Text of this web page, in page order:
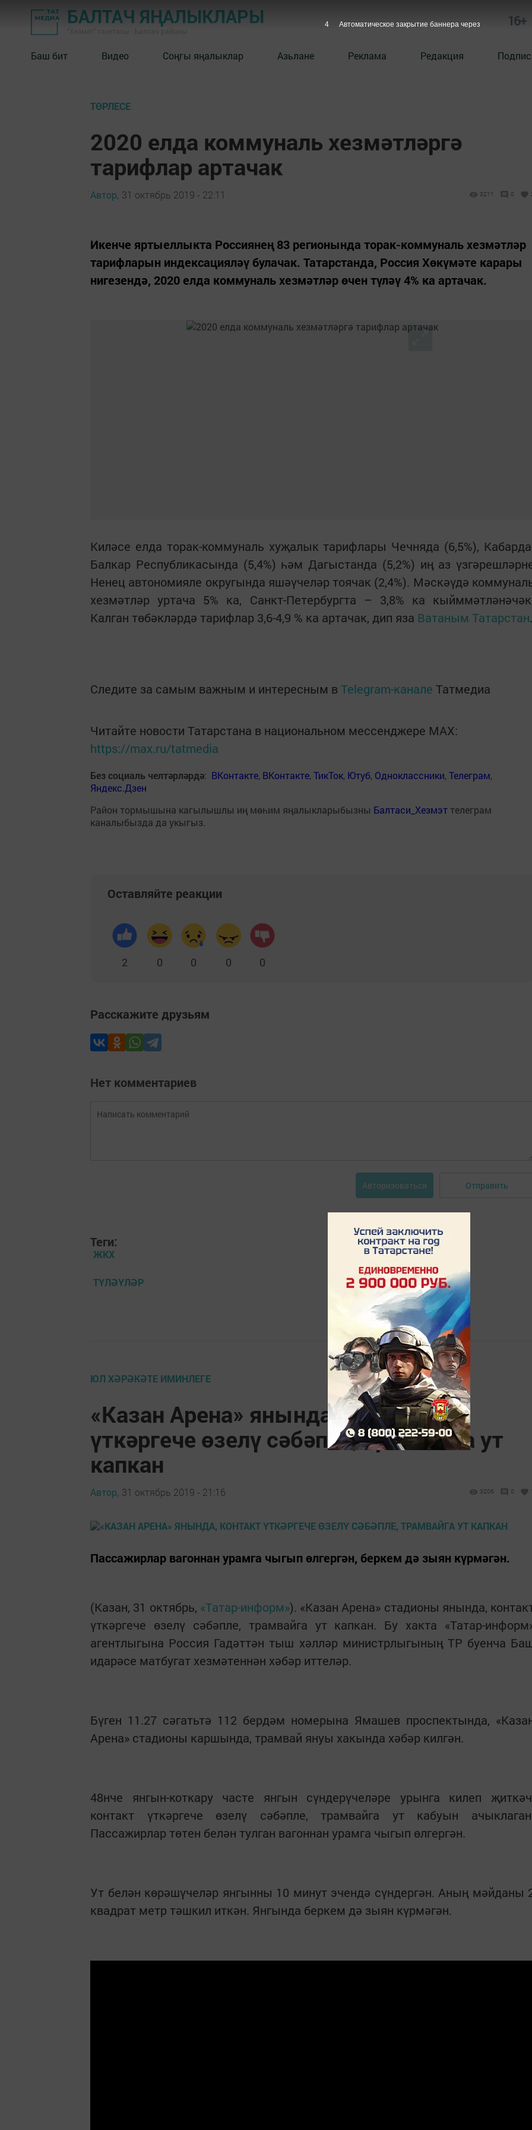
БАЛТАЧ ЯҢАЛЫКЛАРЫ 16+
Баш бит Видео Соңгы яңалыклар Азьлане Реклама Редакция
ТӨРЛЕСЕ
2020 елда коммуналь хезмәтләргә
тарифлар артачак
Автор, 31 октябрь 2019 - 22:11 3211 0
Икенче яртыеллыкта Россиянең 83 регионында торак-коммуналь хезмәтләр
тарифларын индексацияләү булачак. Татарстанда, Россия Хөкүмәте карары
нигезендә, 2020 елда коммуналь хезмәтләр өчен түләү 4% ка артачак.
Киләсе елда торак-коммуналь хуҗалык тарифлары Чечняда (6,5%),
Балкар Республикасында (5,4%) һәм Дагыстанда (5,2%) иң аз
Ненец автономияле округында яшәүчеләр тоячак (2,4%). Мәскәүдә
хезмәтләр уртача 5% ка, Санкт-Петербургта – 3,8% ка
Калган төбәкләрдә тарифлар 3,6-4,9 % ка артачак, дип яза Ватаным Татарстан.
Следите за самым важным и интересным в Telegram-канале Татмедиа
Читайте новости Татарстана в национальном мессенджере MАХ:
https://max.ru/tatmedia
Без социаль челтәрләрдә: ВКонтакте, ВКонтакте,ТикТок, Ютуб, Одноклассники,Телеграм,
Яндекс.Дзен
Район тормышына кагылышлы иң мөһим яңалыкларыбызны Балтаси_Хезмэт телеграм
каналыбызда да укыгыз.
Оставляйте реакции
2 0 0 0 0
Расскажите друзьям
Нет комментариев
Авторизоваться Отправить
Теги:
ЖКХ
ТҮЛӘҮЛӘР
ЮЛ ХӘРӘКӘТЕ ИМИНЛЕГЕ
«Казан Арена» янында, контакт
үткәргече өзелү сәбәпле, трамвайга ут
капкан
Автор, 31 октябрь 2019 - 21:16 3206 0
Пассажирлар вагоннан урамга чыгып өлгергән, беркем дә зыян күрмәгән.
(Казан, 31 октябрь, «Татар-информ»). «Казан Арена» стадионы янында,
үткәргече өзелү сәбәпле, трамвайга ут капкан. Бу хакта «Татар-
агентлыгына Россия Гадәттән тыш хәлләр министрлыгының ТР буенча
идарәсе матбугат хезмәтеннән хәбәр иттеләр.
Бүген 11.27 сәгатьтә 112 бердәм номерына Ямашев проспектында,
Арена» стадионы каршында, трамвай януы хакында хәбәр килгән.
48нче янгын-коткару часте янгын сүндерүчеләре урынга килеп
контакт үткәргече өзелү сәбәпле, трамвайга ут кабуын
Пассажирлар төтен белән тулган вагоннан урамга чыгып өлгергән.
Ут белән көрәшүчеләр янгынны 10 минут эчендә сүндергән. Аның мәйданы
квадрат метр тәшкил иткән. Янгында беркем дә зыян күрмәгән.
3 Автоматическое закрытие баннера через